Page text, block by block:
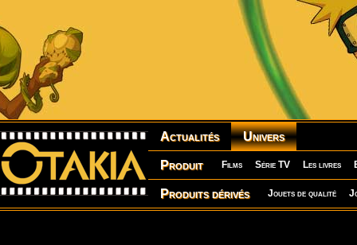
Actualités Univers
Produit Films Série TV Les livres
Produits dérivés Jouets de qualité